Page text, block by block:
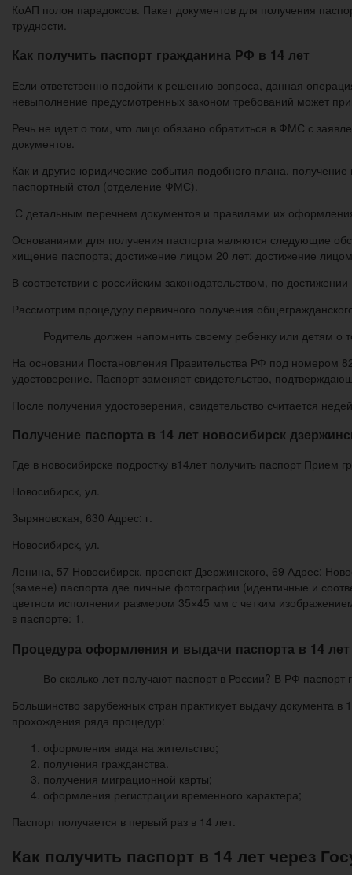
КоАП полон парадоксов. Пакет документов для получения
трудности.
Как получить паспорт гражданина РФ в 14 лет
Если ответственно подойти к решению вопроса, данная
невыполнение предусмотренных законом требований может
Речь не идет о том, что лицо обязано обратиться в ФМС с
документов.
Как и другие юридические события подобного плана,
паспортный стол (отделение ФМС).
С детальным перечнем документов и правилами их
Основаниями для получения паспорта являются следующие
хищение паспорта; достижение лицом 20 лет; достижение
В соответствии с российским законодательством, по
Рассмотрим процедуру первичного получения
Родитель должен напомнить своему ребенку или детям
На основании Постановления Правительства РФ под номером
удостоверение. Паспорт заменяет свидетельство,
После получения удостоверения, свидетельство считается
Получение паспорта в 14 лет новосибирск
Где в новосибирске подростку в14лет получить паспорт Прием
Новосибирск, ул.
Зыряновская, 630 Адрес: г.
Новосибирск, ул.
Ленина, 57 Новосибирск, проспект Дзержинского, 69 Адрес:
(замене) паспорта две личные фотографии (идентичные и
цветном исполнении размером 35×45 мм с четким
в паспорте: 1.
Процедура оформления и выдачи паспорта в 14 лет
Во сколько лет получают паспорт в России? В РФ
Большинство зарубежных стран практикует выдачу документа
прохождения ряда процедур:
оформления вида на жительство;
получения гражданства.
получения миграционной карты;
оформления регистрации временного характера;
Паспорт получается в первый раз в 14 лет.
Как получить паспорт в 14 лет через